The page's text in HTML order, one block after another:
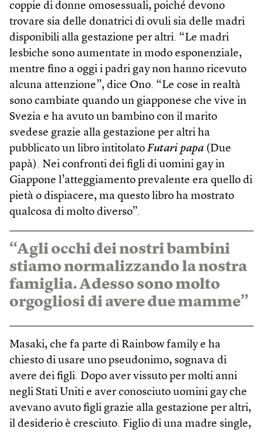
coppie di donne omosessuali, poiché devono
trovare sia delle donatrici di ovuli sia delle madri
disponibili alla gestazione per altri. “Le madri
lesbiche sono aumentate in modo esponenziale,
mentre fino a oggi i padri gay non hanno ricevuto
alcuna attenzione”, dice Ono. “Le cose in realtà
sono cambiate quando un giapponese che vive in
Svezia e ha avuto un bambino con il marito
svedese grazie alla gestazione per altri ha
pubblicato un libro intitolato Futari papa (Due
papà). Nei confronti dei figli di uomini gay in
Giappone l’atteggiamento prevalente era quello di
pietà o dispiacere, ma questo libro ha mostrato
qualcosa di molto diverso”.
“Agli occhi dei nostri bambini
stiamo normalizzando la nostra
famiglia. Adesso sono molto
orgogliosi di avere due mamme”
Masaki, che fa parte di Rainbow family e ha
chiesto di usare uno pseudonimo, sognava di
avere dei figli. Dopo aver vissuto per molti anni
negli Stati Uniti e aver conosciuto uomini gay che
avevano avuto figli grazie alla gestazione per altri,
il desiderio è cresciuto. Figlio di una madre single,